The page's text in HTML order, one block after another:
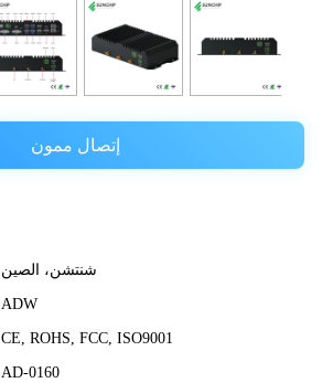
إتصال ممون
شنتشن، الصين
ADW
CE, ROHS, FCC, ISO9001
AD-0160